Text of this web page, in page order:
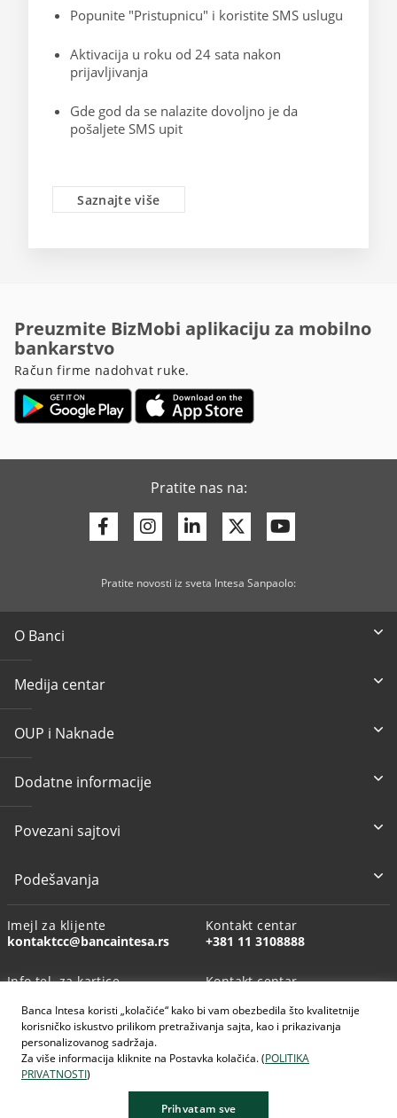
Banca Intesa koristi „kolačiće“ kako bi vam obezbedila što kvalitetnije
korisničko iskustvo prilikom pretraživanja sajta, kao i prikazivanja
personalizovanog sadržaja.
Za više informacija kliknite na Postavka kolačića. (POLITIKA
PRIVATNOSTI)
Prihvatam sve
Popunite "Pristupnicu" i koristite SMS uslugu
Aktivacija u roku od 24 sata nakon
prijavljivanja
Gde god da se nalazite dovoljno je da
pošaljete SMS upit
Saznajte više
Preuzmite BizMobi aplikaciju za mobilno
bankarstvo
Račun firme nadohvat ruke.
Pratite nas na:
FacebookInstagram
LinkedinTwitter
Pratite novosti iz sveta Intesa Sanpaolo:
O Banci
Medija centar
OUP i Naknade
Dodatne informacije
Povezani sajtovi
Podešavanja
Imejl za klijente
kontaktcc@bancaintesa.rs
Kontakt centar
+381 11 3108888
Info tel. za kartice
Kontakt centar